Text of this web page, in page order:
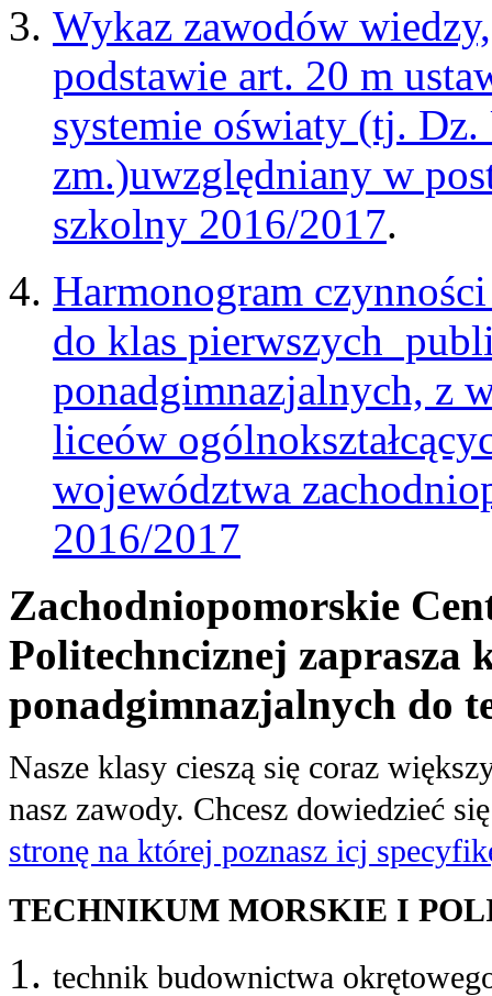
Wykaz zawodów
podstawie art. 20 m
systemie oświaty (tj.
zm.)uwzględniany w
szkolny 2016/2017.
Harmonogram
do klas pierwszych
ponadgimnazjalnych, z
liceów
województwa
2016/2017
Zachodniopomorskie
Politechnciznej zaprasza
ponadgimnazjalnych do
Nasze klasy cieszą się coraz
nasz zawody. Chcesz dowiedzieć
stronę na której poznasz icj
TECHNIKUM MORSKIE I
technik budownictwa